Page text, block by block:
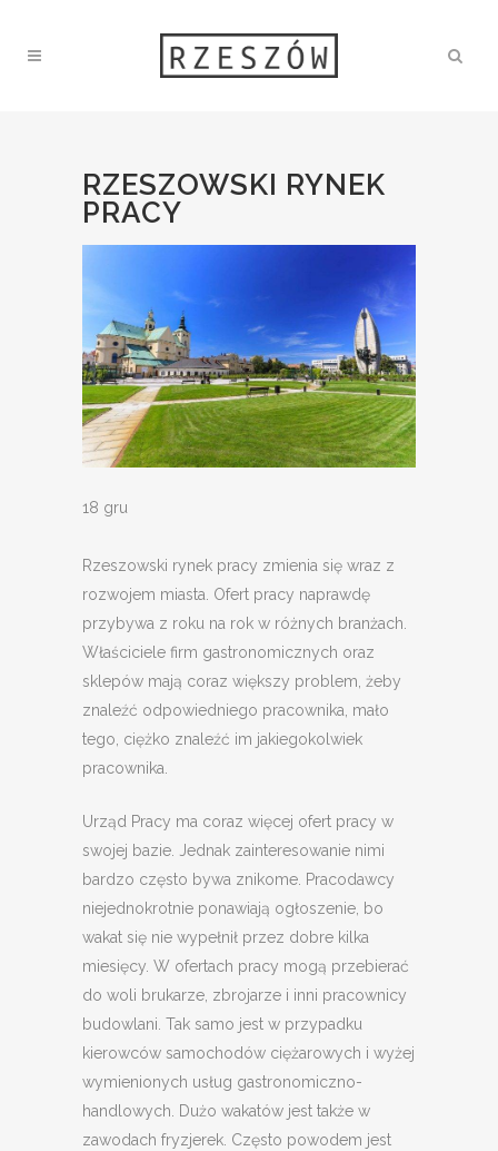
RZESZOWSKI RYNEK
PRACY
18 gru
Rzeszowski rynek pracy zmienia się wraz z
rozwojem miasta. Ofert pracy naprawdę
przybywa z roku na rok w różnych branżach.
Właściciele firm gastronomicznych oraz
sklepów mają coraz większy problem, żeby
znaleźć odpowiedniego pracownika, mało
tego, ciężko znaleźć im jakiegokolwiek
pracownika.
Urząd Pracy ma coraz więcej ofert pracy w
swojej bazie. Jednak zainteresowanie nimi
bardzo często bywa znikome. Pracodawcy
niejednokrotnie ponawiają ogłoszenie, bo
wakat się nie wypełnił przez dobre kilka
miesięcy. W ofertach pracy mogą przebierać
do woli brukarze, zbrojarze i inni pracownicy
budowlani. Tak samo jest w przypadku
kierowców samochodów ciężarowych i wyżej
wymienionych usług gastronomiczno-
handlowych. Dużo wakatów jest także w
zawodach fryzjerek. Często powodem jest